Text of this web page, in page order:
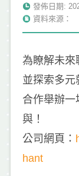
發佈日期:
資料來源：
為瞭解未來
並探索多元
合作舉辦一
與！
公司網頁：
hant